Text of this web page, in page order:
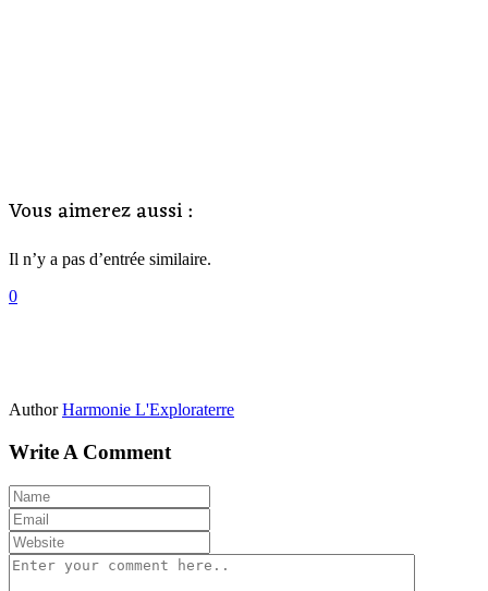
Vous aimerez aussi :
Il n’y a pas d’entrée similaire.
0
Author Harmonie L'Exploraterre
Write A Comment